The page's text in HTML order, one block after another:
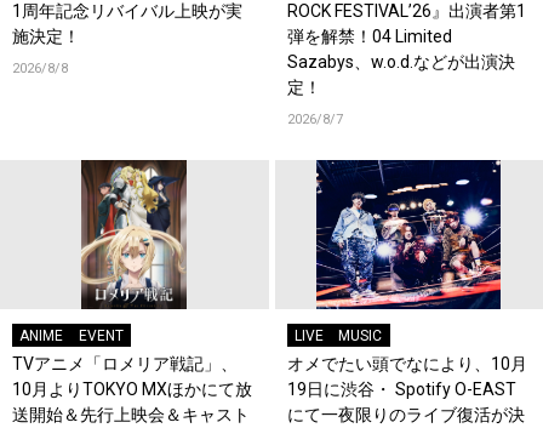
1周年記念リバイバル上映が実
施決定！
2026/8/8
ROCK FESTIVAL’26』出演者第1
弾を解禁！04 Limited
Sazabys、w.o.d.などが出演決
定！
2026/8/7
ANIME EVENT
TVアニメ「ロメリア戦記」、
10月よりTOKYO MXほかにて放
送開始＆先行上映会＆キャスト
LIVE MUSIC
オメでたい頭でなにより、10月
19日に渋谷・ Spotify O-EAST
にて一夜限りのライブ復活が決